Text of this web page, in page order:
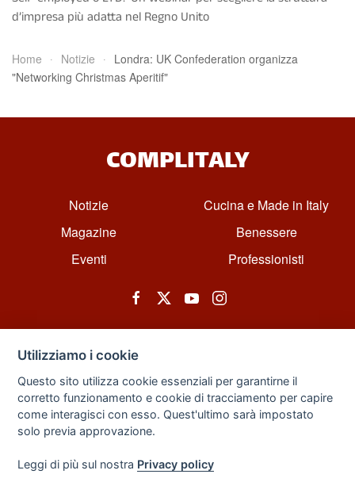
d’impresa più adatta nel Regno Unito
Home Notizie
Londra: UK Confederation organizza
"Networking Christmas Aperitif"
COMPLITALY
Notizie
Magazine
Eventi
Cucina e Made in Italy
Benessere
Professionisti
© All rights reserved. Powered by Zarix Solution LTD, Forest House
Business Centre, 8 Gainsborough Road, London, England, E11 1HT.
Privacy Policy |Sitemap
Utilizziamo i cookie
Questo sito utilizza cookie essenziali per garantirne il
corretto funzionamento e cookie di tracciamento per capire
come interagisci con esso. Quest'ultimo sarà impostato
solo previa approvazione.
Leggi di più sul nostra Privacy policy